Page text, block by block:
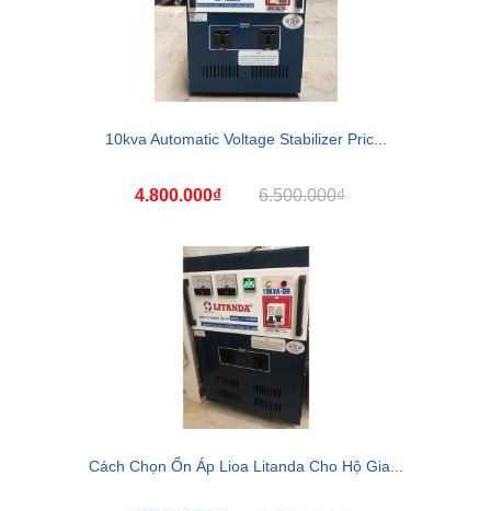
10kva Automatic Voltage Stabilizer Pric...
4.800.000₫ 6.500.000₫
Cách Chọn Ổn Áp Lioa Litanda Cho Hộ Gia...